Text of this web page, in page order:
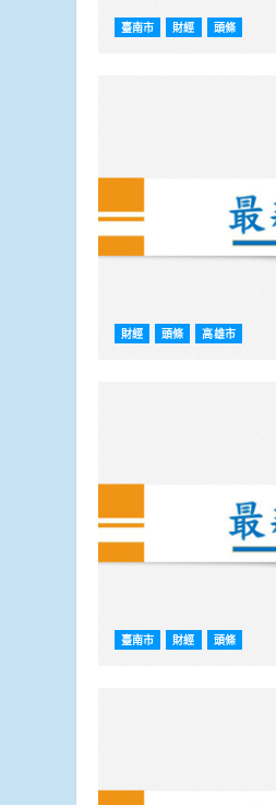
臺南市 財經 頭條
財經 頭條 高雄市
臺南市 財經 頭條